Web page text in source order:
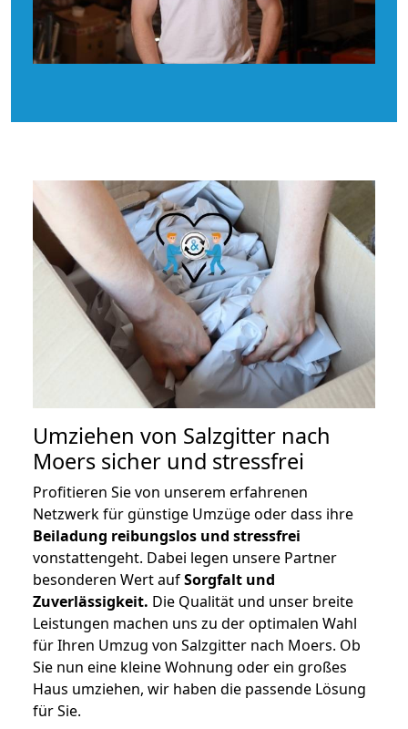
Umziehen von Salzgitter nach
Moers sicher und stressfrei
Profitieren Sie von unserem erfahrenen
Netzwerk für günstige Umzüge oder dass ihre
Beiladung reibungslos und stressfrei
vonstattengeht. Dabei legen unsere Partner
besonderen Wert aufSorgfalt und
Zuverlässigkeit. Die Qualität und unser breite
Leistungen machen uns zu der optimalen Wahl
für Ihren Umzug von Salzgitter nach Moers. Ob
Sie nun eine kleine Wohnung oder ein großes
Haus umziehen, wir haben die passende Lösung
für Sie.